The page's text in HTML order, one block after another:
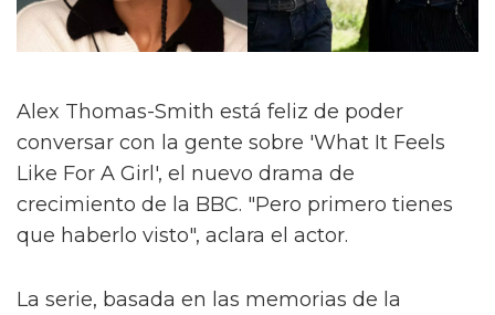
Alex Thomas-Smith está feliz de poder
conversar con la gente sobre 'What It Feels
Like For A Girl', el nuevo drama de
crecimiento de la BBC. "Pero primero tienes
que haberlo visto", aclara el actor.
La serie, basada en las memorias de la